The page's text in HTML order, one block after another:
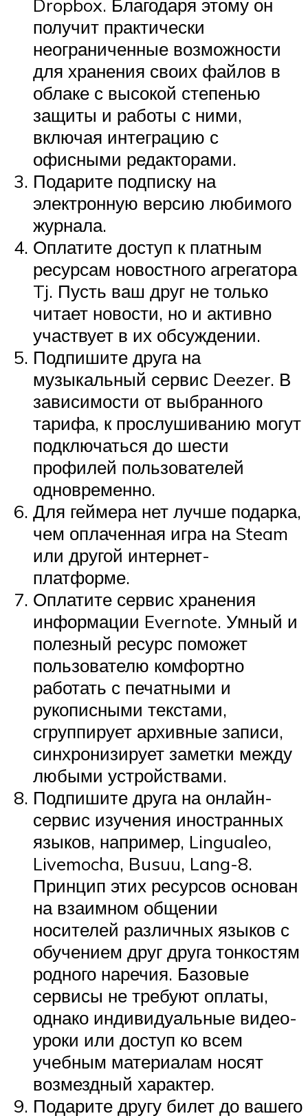
Dropbox. Благодаря этому он
получит практически
неограниченные возможности
для хранения своих файлов в
облаке с высокой степенью
защиты и работы с ними,
включая интеграцию с
офисными редакторами.
Подарите подписку на
электронную версию любимого
журнала.
Оплатите доступ к платным
ресурсам новостного агрегатора
Tj. Пусть ваш друг не только
читает новости, но и активно
участвует в их обсуждении.
Подпишите друга на
музыкальный сервис Deezer. В
зависимости от выбранного
тарифа, к прослушиванию могут
подключаться до шести
профилей пользователей
одновременно.
Для геймера нет лучше подарка,
чем оплаченная игра на Steam
или другой интернет-
платформе.
Оплатите сервис хранения
информации Evernote. Умный и
полезный ресурс поможет
пользователю комфортно
работать с печатными и
рукописными текстами,
сгруппирует архивные записи,
синхронизирует заметки между
любыми устройствами.
Подпишите друга на онлайн-
сервис изучения иностранных
языков, например, Lingualeo,
Livemocha, Busuu, Lang-8.
Принцип этих ресурсов основан
на взаимном общении
носителей различных языков с
обучением друг друга тонкостям
родного наречия. Базовые
сервисы не требуют оплаты,
однако индивидуальные видео-
уроки или доступ ко всем
учебным материалам носят
возмездный характер.
Подарите другу билет до вашего